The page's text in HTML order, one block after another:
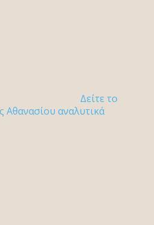
Δείτε το
αναλυτικά